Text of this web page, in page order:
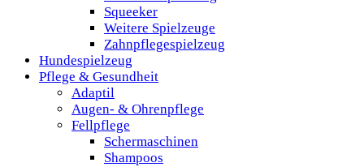
Squeeker
Weitere Spielzeuge
Zahnpflegespielzeug
Hundespielzeug
Pflege & Gesundheit
Adaptil
Augen- & Ohrenpflege
Fellpflege
Schermaschinen
Shampoos